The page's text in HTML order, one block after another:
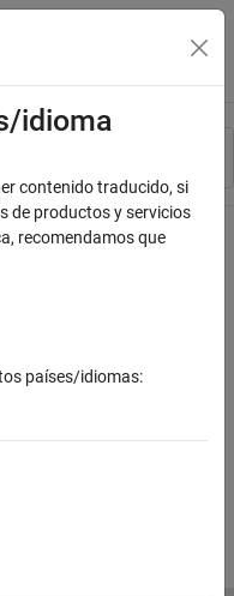
navegación
idioma
contenido traducido, si
de productos y servicios
recomendamos que
países/idiomas: